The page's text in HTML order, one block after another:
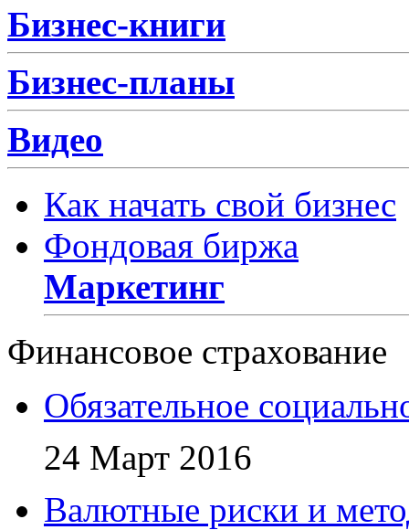
Бизнес-книги
Бизнес-планы
Видео
Как начать свой бизнес
Фондовая биржа
Маркетинг
Финансовое страхование
Обязательное
24 Март 2016
Валютные риски и